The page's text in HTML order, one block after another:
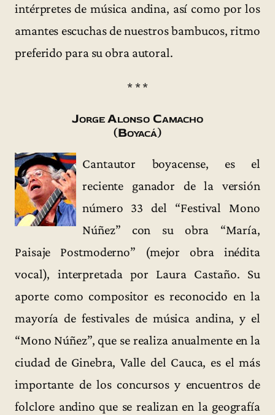
intérpretes de música andina, así como por los
amantes escuchas de nuestros bambucos, ritmo
preferido para su obra autoral.
* * *
Jorge Alonso Camacho
(Boyacá)
Cantautor boyacense, es el
reciente ganador de la versión
número 33 del “Festival Mono
Núñez” con su obra “María,
Paisaje Postmoderno” (mejor obra inédita
vocal), interpretada por Laura Castaño. Su
aporte como compositor es reconocido en la
mayoría de festivales de música andina, y el
“Mono Núñez”, que se realiza anualmente en la
ciudad de Ginebra, Valle del Cauca, es el más
importante de los concursos y encuentros de
folclore andino que se realizan en la geografía